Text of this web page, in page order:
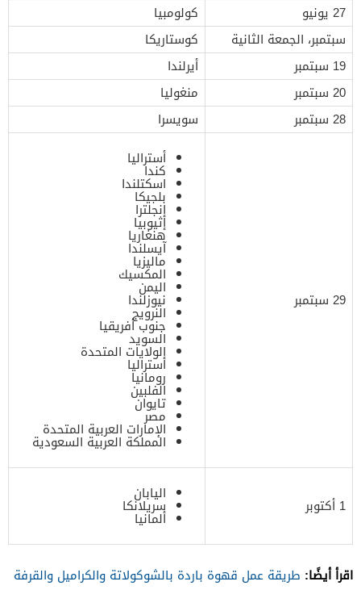
27 يونيو
كولومبيا
سبتمبر، الجمعة الثانية
كوستاريكا
19 سبتمبر
أيرلندا
20 سبتمبر
منغوليا
28 سبتمبر
سويسرا
29 سبتمبر
أستراليا
كندا
اسكتلندا
بلجيكا
إنجلترا
إثيوبيا
هنغاريا
آيسلندا
ماليزيا
المكسيك
اليمن
نيوزلندا
النرويج
جنوب أفريقيا
السويد
الولايات المتحدة
أستراليا
رومانيا
الفلبين
تايوان
مصر
الإمارات العربية المتحدة
المملكة العربية السعودية
1 أكتوبر
اليابان
سريلانكا
ألمانيا
اقرأ أيضًا: طريقة عمل قهوة باردة بالشوكولاتة والكراميل والقرفة